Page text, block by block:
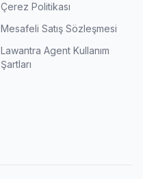
Çerez Politikası
Mesafeli Satış Sözleşmesi
Lawantra Agent Kullanım
Şartları